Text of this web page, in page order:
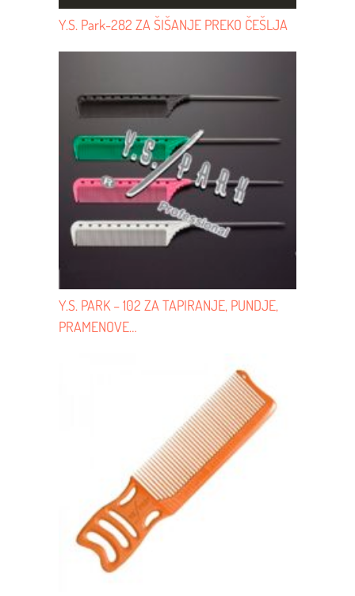
Y.S. Park-282 ZA ŠIŠANJE PREKO ČEŠLJA
Y.S. PARK – 102 ZA TAPIRANJE, PUNDJE,
PRAMENOVE…